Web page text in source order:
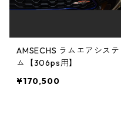
AMSECHS ラムエアシステ
ム【306ps用】
¥170,500